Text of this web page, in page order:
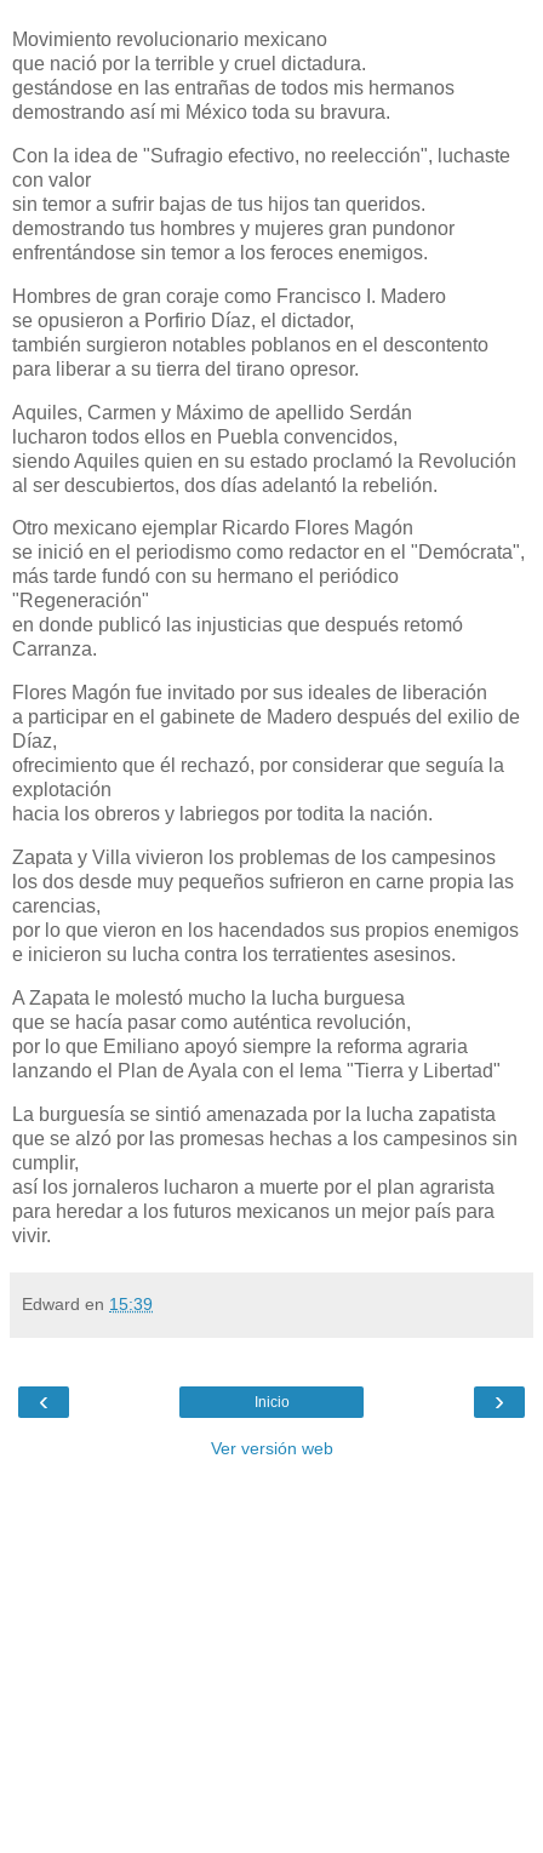
Movimiento revolucionario mexicano
que nació por la terrible y cruel dictadura.
gestándose en las entrañas de todos mis hermanos
demostrando así mi México toda su bravura.
Con la idea de "Sufragio efectivo, no reelección", luchaste
con valor
sin temor a sufrir bajas de tus hijos tan queridos.
demostrando tus hombres y mujeres gran pundonor
enfrentándose sin temor a los feroces enemigos.
Hombres de gran coraje como Francisco I. Madero
se opusieron a Porfirio Díaz, el dictador,
también surgieron notables poblanos en el descontento
para liberar a su tierra del tirano opresor.
Aquiles, Carmen y Máximo de apellido Serdán
lucharon todos ellos en Puebla convencidos,
siendo Aquiles quien en su estado proclamó la Revolución
al ser descubiertos, dos días adelantó la rebelión.
Otro mexicano ejemplar Ricardo Flores Magón
se inició en el periodismo como redactor en el "Demócrata",
más tarde fundó con su hermano el periódico
"Regeneración"
en donde publicó las injusticias que después retomó
Carranza.
Flores Magón fue invitado por sus ideales de liberación
a participar en el gabinete de Madero después del exilio de
Díaz,
ofrecimiento que él rechazó, por considerar que seguía la
explotación
hacia los obreros y labriegos por todita la nación.
Zapata y Villa vivieron los problemas de los campesinos
los dos desde muy pequeños sufrieron en carne propia las
carencias,
por lo que vieron en los hacendados sus propios enemigos
e inicieron su lucha contra los terratientes asesinos.
A Zapata le molestó mucho la lucha burguesa
que se hacía pasar como auténtica revolución,
por lo que Emiliano apoyó siempre la reforma agraria
lanzando el Plan de Ayala con el lema "Tierra y Libertad"
La burguesía se sintió amenazada por la lucha zapatista
que se alzó por las promesas hechas a los campesinos sin
cumplir,
así los jornaleros lucharon a muerte por el plan agrarista
para heredar a los futuros mexicanos un mejor país para
vivir.
Edward en 15:39
‹ ›
Inicio
Ver versión web